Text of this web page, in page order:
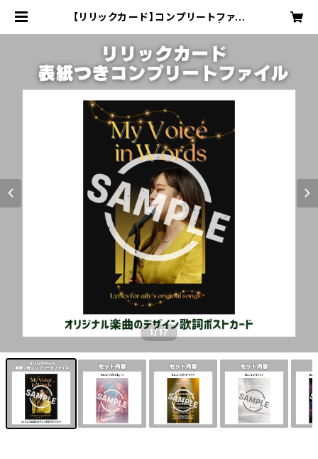
【リリックカード】コンプリートファイ
1/17